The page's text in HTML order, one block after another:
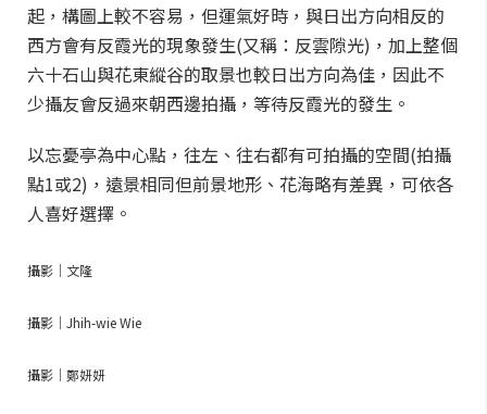
起，構圖上較不容易，但運氣好時，與日出方向相反的
西方會有反霞光的現象發生(又稱：反雲隙光)，加上整個
六十石山與花東縱谷的取景也較日出方向為佳，因此不
少攝友會反過來朝西邊拍攝，等待反霞光的發生。
以忘憂亭為中心點，往左、往右都有可拍攝的空間(拍攝
點1或2)，遠景相同但前景地形、花海略有差異，可依各
人喜好選擇。
攝影｜文隆
攝影｜Jhih-wie Wie
攝影｜鄭妍妍